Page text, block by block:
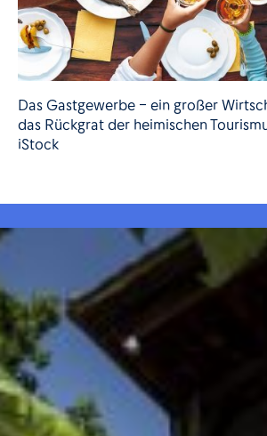
Das Gastgewerbe – ein großer
das Rückgrat der heimischen
iStock